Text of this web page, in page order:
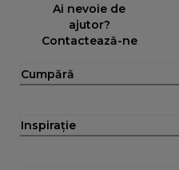
Ai nevoie de
ajutor?
Contactează-ne
Cumpără
Inspirație